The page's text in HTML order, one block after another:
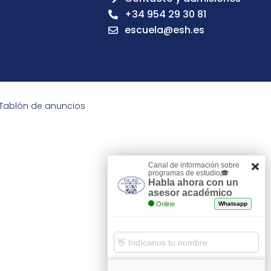
+34 954 29 30 81
escuela@esh.es
de anuncios
Canal de información sobre
programas de estudio🎓
Habla ahora con un
asesor académico
Online Whatsapp